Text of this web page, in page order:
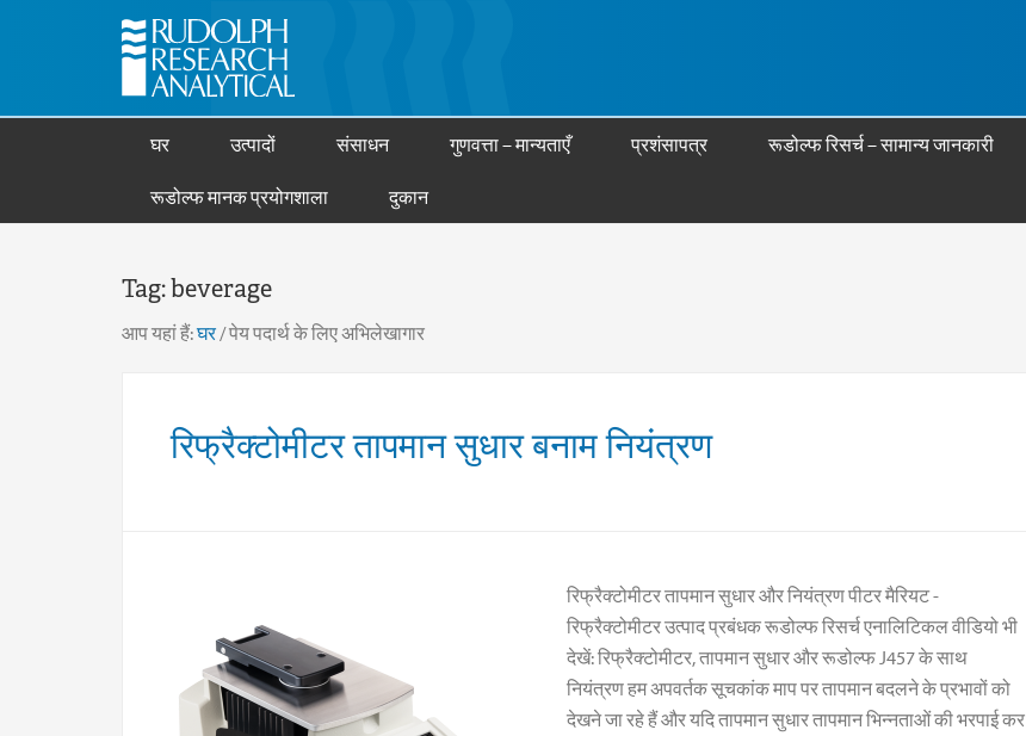
घर उत्पादों संसाधन गुणवत्ता – मान्यताएँ प्रशंसापत्र रूडोल्फ रिसर्च – सामान्य जानकारी
रूडोल्फ मानक प्रयोगशाला दुकान
Tag:beverage
आप यहां हैं:घर /पेय पदार्थ के लिए अभिलेखागार
रिफ्रैक्टोमीटर तापमान सुधार बनाम नियंत्रण
रिफ्रैक्टोमीटर तापमान सुधार और नियंत्रण पीटर मैरियट -
रिफ्रैक्टोमीटर उत्पाद प्रबंधक रूडोल्फ रिसर्च एनालिटिकल वीडियो भी
देखें: रिफ्रैक्टोमीटर, तापमान सुधार और रूडोल्फ J457 के साथ
नियंत्रण हम अपवर्तक सूचकांक माप पर तापमान बदलने के प्रभावों को
देखने जा रहे हैं और यदि तापमान सुधार तापमान भिन्नताओं की भरपाई कर